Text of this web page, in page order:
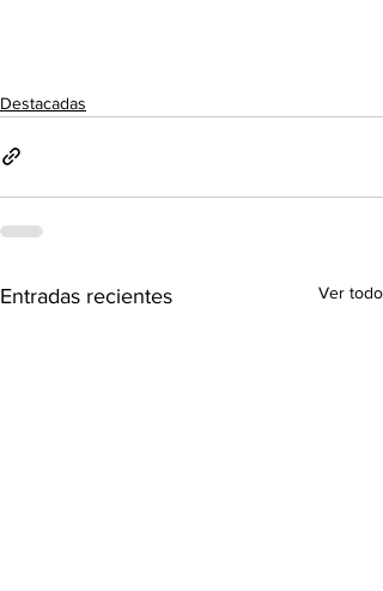
Destacadas
Entradas recientes Ver todo